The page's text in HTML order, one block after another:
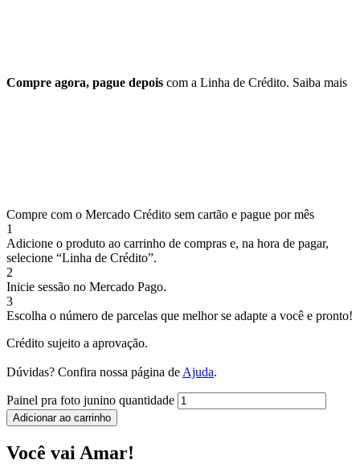
Compre agora, pague depois com a Linha de Crédito. Saiba mais
Compre com o Mercado Crédito sem cartão e pague por mês
1
Adicione o produto ao carrinho de compras e, na hora de pagar,
selecione “Linha de Crédito”.
2
Inicie sessão no Mercado Pago.
3
Escolha o número de parcelas que melhor se adapte a você e pronto!
Crédito sujeito a aprovação.
Dúvidas? Confira nossa página de Ajuda.
Painel pra foto junino quantidade
Adicionar ao carrinho
Você vai Amar!